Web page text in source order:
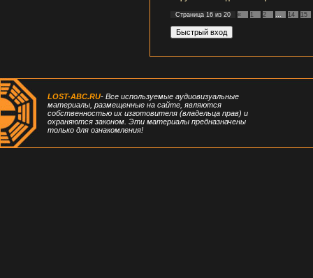
Страница 16 из 20 « 1 2 14 15
LOST-ABC.RU- Все используемые аудиовизуальные
материалы, размещенные на сайте, являются
собственностью их изготовителя (владельца прав) и
охраняются законом. Эти материалы предназначены
только для ознакомления!